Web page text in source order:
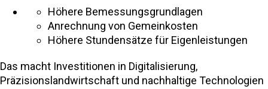
Höhere Bemessungsgrundlagen
Anrechnung von Gemeinkosten
Höhere Stundensätze für Eigenleistungen
Das macht Investitionen in Digitalisierung,
Präzisionslandwirtschaft und nachhaltige Technologien